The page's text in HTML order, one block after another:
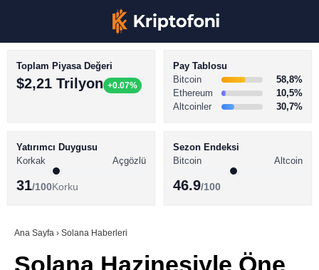
Youtube
BİTCOİN HABERLERİ
ALTCOİN HABERLERİ
SÖZLÜK
Toplam Piyasa Değeri
$2,21 Trilyon +0.07%
Pay Tablosu
Bitcoin
58,8%
Ethereum
10,5%
Altcoinler
30,7%
Yatırımcı Duygusu
Korkak
Açgözlü
31/100Korku
Sezon Endeksi
Bitcoin
Altcoin
46.9/100
Ana Sayfa › Solana Haberleri
Solana Hazinesiyle Öne